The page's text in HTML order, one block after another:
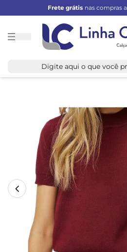
Frete grátis nas compras
Linha